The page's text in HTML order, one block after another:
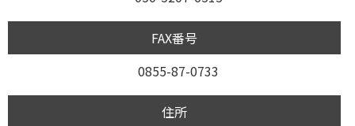
FAX番号
0855-87-0733
住所